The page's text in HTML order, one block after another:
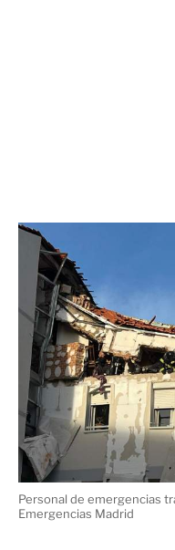
Personal de emergencias
Emergencias Madrid